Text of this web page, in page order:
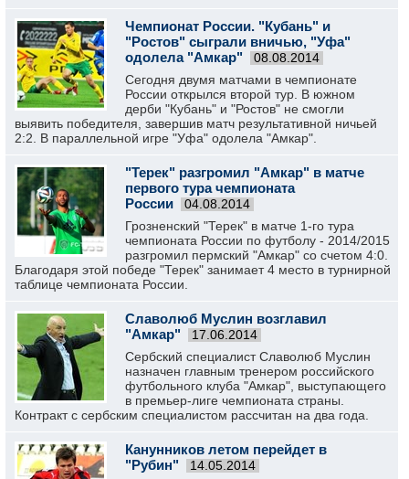
Чемпионат России. "Кубань" и
"Ростов" сыграли вничью, "Уфа"
одолела "Амкар"
08.08.2014
Сегодня двумя матчами в чемпионате
России открылся второй тур. В южном
дерби "Кубань" и "Ростов" не смогли
выявить победителя, завершив матч результативной ничьей
2:2. В параллельной игре "Уфа" одолела "Амкар".
"Терек" разгромил "Амкар" в матче
первого тура чемпионата
России
04.08.2014
Грозненский "Терек" в матче 1-го тура
чемпионата России по футболу - 2014/2015
разгромил пермский "Амкар" со счетом 4:0.
Благодаря этой победе "Терек" занимает 4 место в турнирной
таблице чемпионата России.
Славолюб Муслин возглавил
"Амкар"
17.06.2014
Сербский специалист Славолюб Муслин
назначен главным тренером российского
футбольного клуба "Амкар", выступающего
в премьер-лиге чемпионата страны.
Контракт с сербским специалистом рассчитан на два года.
Канунников летом перейдет в
"Рубин"
14.05.2014